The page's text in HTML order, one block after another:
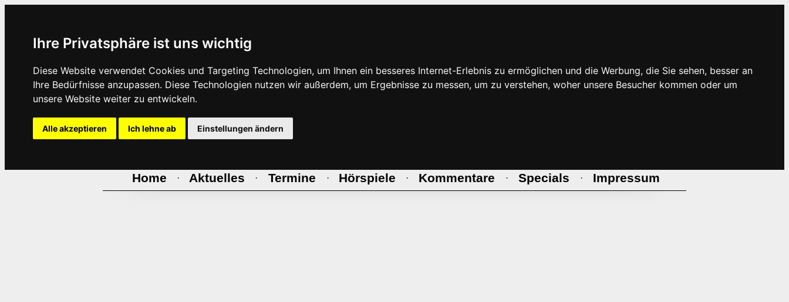
Ihre Privatsphäre ist uns wichtig
Diese Website verwendet Cookies und Targeting Technologien, um Ihnen ein besseres Internet-Erlebnis zu ermöglichen und die Werbung, die Sie sehen, besser an
Ihre Bedürfnisse anzupassen. Diese Technologien nutzen wir außerdem, um Ergebnisse zu messen, um zu verstehen, woher unsere Besucher kommen oder um
unsere Website weiter zu entwickeln.
Alle akzeptieren Ich lehne ab Einstellungen ändern
Home · Aktuelles · Termine · Hörspiele · Kommentare · Specials · Impressum